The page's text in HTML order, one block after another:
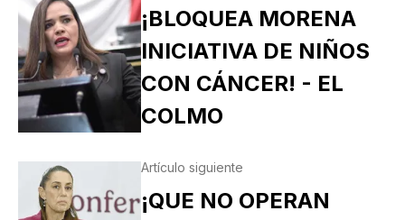
¡BLOQUEA MORENA
INICIATIVA DE NIÑOS
CON CÁNCER! - EL
COLMO
Artículo siguiente
¡QUE NO OPERAN